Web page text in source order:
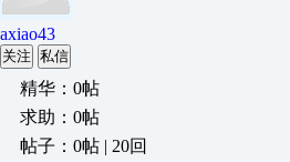
axiao43
关注 私信
精华：0帖
求助：0帖
帖子：0帖 | 20回